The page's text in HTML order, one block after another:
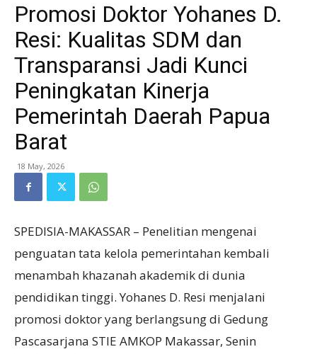
Promosi Doktor Yohanes D.
Resi: Kualitas SDM dan
Transparansi Jadi Kunci
Peningkatan Kinerja
Pemerintah Daerah Papua
Barat
18 May, 2026
SPEDISIA-MAKASSAR – Penelitian mengenai
penguatan tata kelola pemerintahan kembali
menambah khazanah akademik di dunia
pendidikan tinggi. Yohanes D. Resi menjalani
promosi doktor yang berlangsung di Gedung
Pascasarjana STIE AMKOP Makassar, Senin